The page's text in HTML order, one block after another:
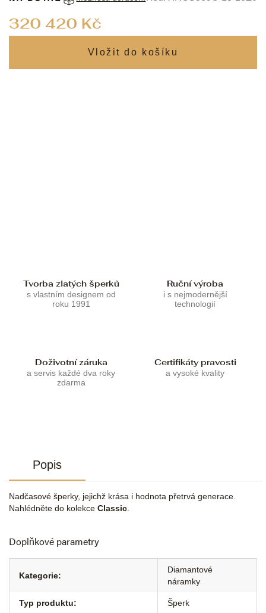
320 420 Kč
Tvorba zlatých šperků
s vlastním designem od
roku 1991
Ruční výroba
i s nejmodernější
technologií
Doživotní záruka
a servis každé dva roky
zdarma
Certifikáty pravosti
a vysoké kvality
Popis
Nadčasové šperky, jejichž krása i hodnota přetrvá generace.
Nahlédněte do kolekce Classic
Doplňkové parametry
Kategorie:
Diamantové
náramky
Typ produktu: Šperk